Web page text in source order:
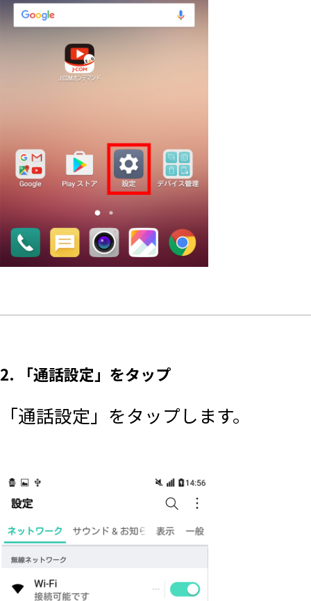
2. 「通話設定」をタップ
「通話設定」をタップします。